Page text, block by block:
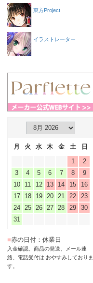
東方Project
イラストレーター
月 火 水 木 金 土
日
1
2
3
4 5 6 7 8
9
10
11 12 13 14 15
16
17
18 19 20 21 22
23
24
25 26 27 28 29
30
31
■赤の日付：休業日
入金確認、商品の発送、メール連
絡、電話受付は おやすみしておりま
す。